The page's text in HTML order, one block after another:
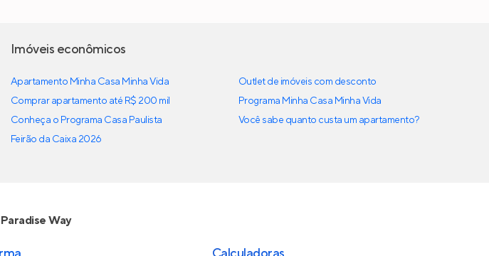
Imóveis econômicos
Apartamento Minha Casa Minha Vida
Comprar apartamento até R$ 200 mil
Conheça o Programa Casa Paulista
Feirão da Caixa 2026
Outlet de imóveis com desconto
Programa Minha Casa Minha Vida
Você sabe quanto custa um apartamento?
Way